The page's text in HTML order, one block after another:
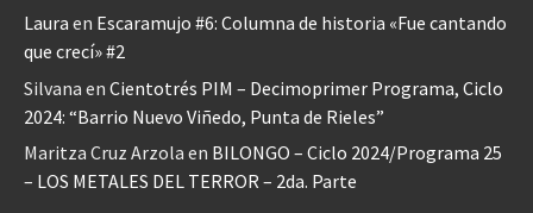
Laura en Escaramujo #6: Columna de historia «Fue cantando
que crecí» #2
Silvana en Cientotrés PIM – Decimoprimer Programa, Ciclo
2024: “Barrio Nuevo Viñedo, Punta de Rieles”
Maritza Cruz Arzola en BILONGO – Ciclo 2024/Programa 25
– LOS METALES DEL TERROR – 2da. Parte